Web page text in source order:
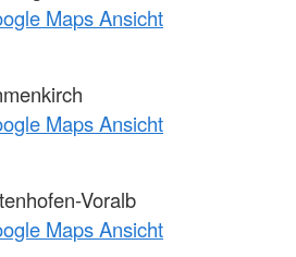
Maps Ansicht
Maps Ansicht
Voralb
Maps Ansicht